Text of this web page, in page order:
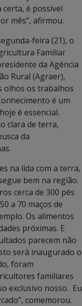
certa, é possível
mês”, afirmou.
feira (21), o
Familiar
da Agência
Rural (Agraer),
olhos os trabalhos
é um
é essencial.
clara de terra,
da
na lida com a terra,
bem na região.
cerca de 300 pés
a 70 maços de
Os alimentos
próximas. E
parecem não
será inaugurado o
foram
familiares
exclusivo nosso. Eu
comemorou.